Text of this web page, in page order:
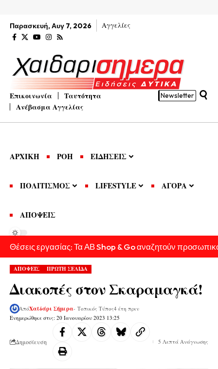
Παρασκευή, Αυγ 7, 2026 Αγγελίες
Επικοινωνία
Ταυτότητα
Ανέβασμα Αγγελίας
Newsletter
ΑΡΧΙΚΗ ΡΟΗ ΕΙΔΗΣΕΙΣ
ΠΟΛΙΤΙΣΜΟΣ LIFESTYLE ΑΓΟΡΑ
ΑΠΟΨΕΙΣ
Θέσεις εργασίας: Τα ΑΒ Shop & Go αναζητούν
ΑΠΟΨΕΙΣ ΠΡΩΤΗ ΣΕΛΙΔΑ
Διακοπές στον Σκαραμαγκά!
Ενημερώθηκε στις: 20 Ιανουαρίου 2023 13:25
ΑπόΧαϊδάρι Σήμερα- Τοπικός Τύπος4 έτη πριν
Δημοσίευση 5 Λεπτά Ανάγνωσης